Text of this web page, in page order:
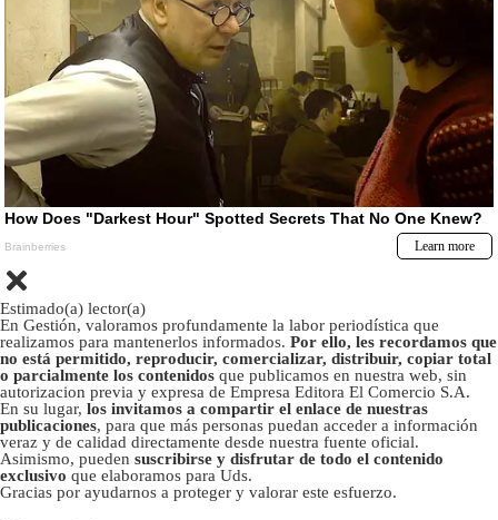
Estimado(a) lector(a)
En Gestión, valoramos profundamente la labor periodística que
realizamos para mantenerlos informados. Por ello, les recordamos que
no está permitido, reproducir, comercializar, distribuir, copiar total
o parcialmente los contenidos que publicamos en nuestra web, sin
autorizacion previa y expresa de Empresa Editora El Comercio S.A.
En su lugar, los invitamos a compartir el enlace de nuestras
publicaciones, para que más personas puedan acceder a información
veraz y de calidad directamente desde nuestra fuente oficial.
Asimismo, pueden suscribirse y disfrutar de todo el contenido
exclusivo que elaboramos para Uds.
Gracias por ayudarnos a proteger y valorar este esfuerzo.